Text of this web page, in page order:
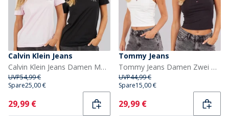
Calvin Klein Jeans
Calvin Klein Jeans Damen Monologo Zweierpack T Shirts Cradle Pink/Schwarz
UVP54,99 €
Spare25,00 €
Current
29,99 €
Tommy Jeans
Tommy Jeans Damen Zwei Pack Basic Unterhemden Ecru/Schwarz
UVP44,99 €
Spare15,00 €
Current
29,99 €